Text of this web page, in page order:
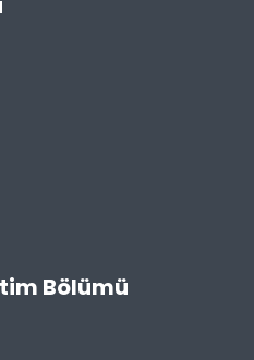
Bölümü